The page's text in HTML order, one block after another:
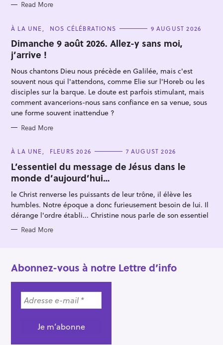
Read More
C
T
E
G
O
R
I
E
S
À LA UNE NOS CÉLÉBRATIONS 9 AUGUST 2026
Dimanche 9 août 2026. Allez-y sans moi,
j’arrive !
Nous chantons Dieu nous précède en Galilée, mais c'est
souvent nous qui l'attendons, comme Elie sur l'Horeb ou les
disciples sur la barque. Le doute est parfois stimulant, mais
comment avancerions-nous sans confiance en sa venue, sous
une forme souvent inattendue ?
Read More
C
T
E
G
O
R
I
E
S
À LA UNE FLEURS 2026 7 AUGUST 2026
L’essentiel du message de Jésus dans le
monde d’aujourd’hui…
le Christ renverse les puissants de leur trône, il élève les
humbles. Notre époque a donc furieusement besoin de lui. Il
dérange l'ordre établi... Christine nous parle de son essentiel
Read More
Abonnez-vous à notre Lettre d’info
e
a
r
h
f
o
r
: